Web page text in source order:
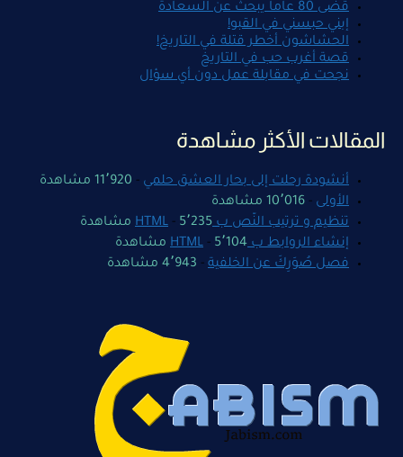
قضى 80 عاماً يبحث عن السعادة
إبني حبسني في القبو!
الحشاشون أخطر قتلة في التاريخ!
قصة أغرب حب في التاريخ
نجحت في مقابلة عمل دون أي سؤال
المقالات الأكثر مشاهدة
أنشودة رحلت إلى بحار العشق حلمي - 11٬920 مشاهدة
الأولى - 10٬016 مشاهدة
تنظيم و ترتيب النّص ب HTML
- 5٬235 مشاهدة
إنشاء الروابط ب HTML
- 5٬104 مشاهدة
فصل صُوَرِكَ عن الخلفية - 4٬943 مشاهدة